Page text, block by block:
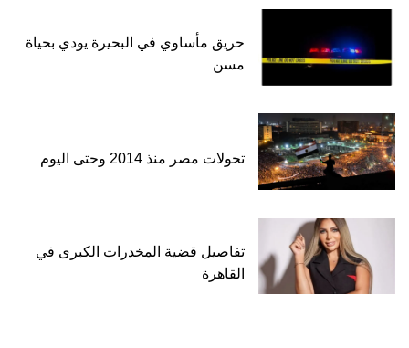
حريق مأساوي في البحيرة يودي بحياة
مسن
تحولات مصر منذ 2014 وحتى اليوم
تفاصيل قضية المخدرات الكبرى في
القاهرة